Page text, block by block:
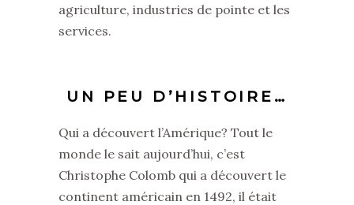
agriculture, industries de pointe et les
services.
UN PEU D’HISTOIRE…
Qui a découvert l’Amérique? Tout le
monde le sait aujourd’hui, c’est
Christophe Colomb qui a découvert le
continent américain en 1492, il était